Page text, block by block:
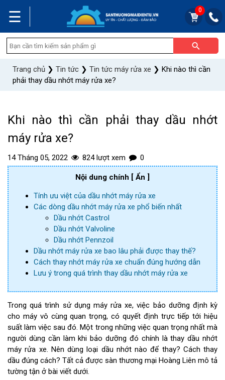
☰ 0
Trang chủ ❯ Tin tức ❯ Tin tức máy rửa xe ❯ Khi nào thì cần
phải thay dầu nhớt máy rửa xe?
Khi nào thì cần phải thay dầu nhớt
máy rửa xe?
14 Tháng 05, 2022 824 lượt xem 0
Nội dung chính [ Ẩn ]
Tính ưu việt của dầu nhớt máy rửa xe
Các dòng dầu nhớt máy rửa xe phổ biến nhất
Dầu nhớt Castrol
Dầu nhớt Valvoline
Dầu nhớt Pennzoil
Dầu nhớt máy rửa xe bao lâu phải được thay thế?
Cách thay nhớt máy rửa xe chuẩn đúng hướng dẫn
Lưu ý trong quá trình thay dầu nhớt máy rửa xe
Trong quá trình sử dụng máy rửa xe, việc bảo dưỡng định kỳ
cho máy vô cùng quan trọng, có quyết định trực tiếp tới hiệu
suất làm việc sau đó. Một trong những việc quan trọng nhất mà
người dùng cần làm khi bảo dưỡng đó chính là thay dầu nhớt
máy rửa xe. Nên dùng loại dầu nhớt nào để thay? Cách thay
dầu đúng cách? Tất cả được sàn thương mại Hoàng Liên mô tả
tường tận ở bài viết dưới.